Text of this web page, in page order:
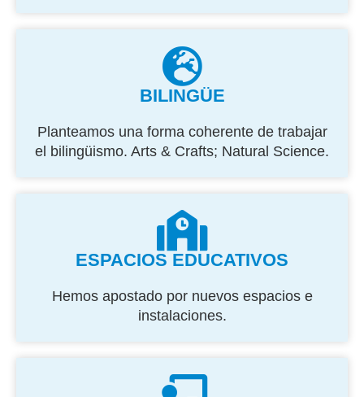
BILINGÜE
Planteamos una forma coherente de trabajar
el bilingüismo. Arts & Crafts; Natural Science.
ESPACIOS EDUCATIVOS
Hemos apostado por nuevos espacios e
instalaciones.